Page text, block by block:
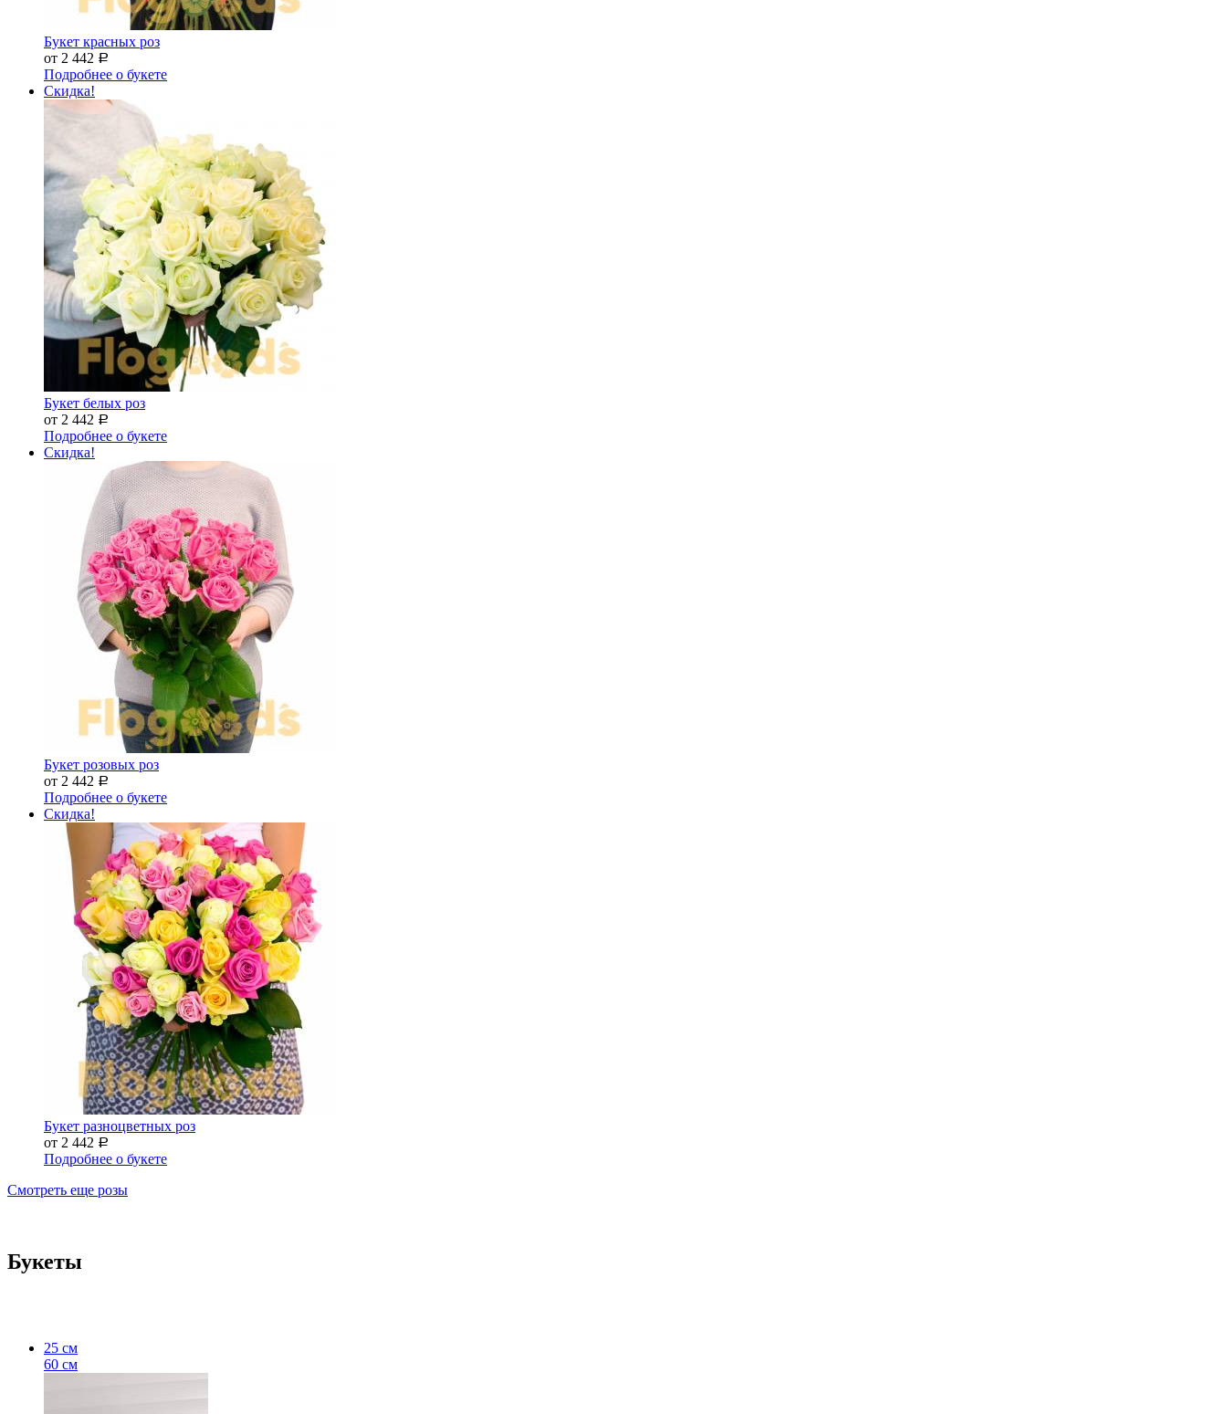
Букет красных роз
от 2 442 Р
Подробнее о букете
Скидка!
Букет белых роз
от 2 442 Р
Подробнее о букете
Скидка!
Букет розовых роз
от 2 442 Р
Подробнее о букете
Скидка!
Букет разноцветных роз
от 2 442 Р
Подробнее о букете
Смотреть еще розы
Букеты
25 см
60 см